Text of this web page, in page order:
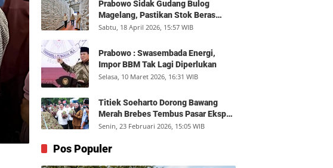
Prabowo Sidak Gudang Bulog
Magelang, Pastikan Stok Beras
Aman dan Distribusi Lancar
Sabtu, 18 April 2026, 15:57 WIB
Prabowo : Swasembada Energi,
Impor BBM Tak Lagi Diperlukan
Selasa, 10 Maret 2026, 16:31 WIB
Titiek Soeharto Dorong Bawang
Merah Brebes Tembus Pasar Ekspor,
Petani Bisa Untung Rp350 Juta per
Senin, 23 Februari 2026, 15:05 WIB
Pos Populer